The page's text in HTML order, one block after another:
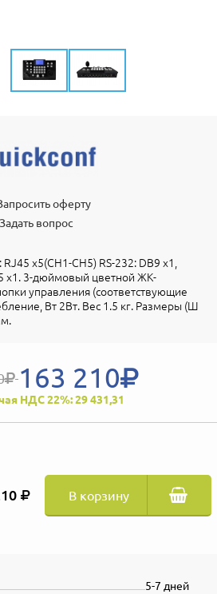
оферту
Задать вопрос
x5(CH1-CH5) RS-232: DB9 x1,
x1. 3-дюймовый цветной ЖК-
управления (соответствующие
Вт 2Вт. Вес 1.5 кг. Размеры (Ш
163 210
НДС 22%: 29 431,31
В корзину
5-7 дней